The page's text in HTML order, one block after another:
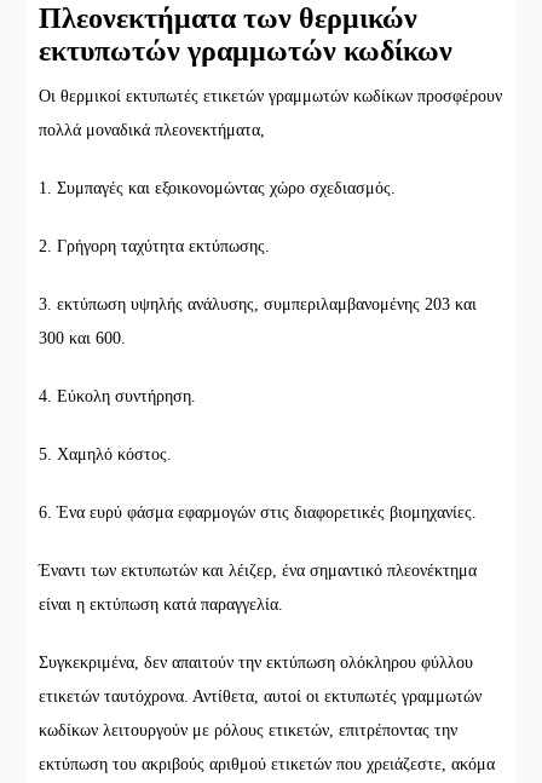
Πλεονεκτήματα των θερμικών
εκτυπωτών γραμμωτών κωδίκων
Οι θερμικοί εκτυπωτές ετικετών γραμμωτών κωδίκων προσφέρουν
πολλά μοναδικά πλεονεκτήματα,
1. Συμπαγές και εξοικονομώντας χώρο σχεδιασμός.
2. Γρήγορη ταχύτητα εκτύπωσης.
3. εκτύπωση υψηλής ανάλυσης, συμπεριλαμβανομένης 203 και
300 και 600.
4. Εύκολη συντήρηση.
5. Χαμηλό κόστος.
6. Ένα ευρύ φάσμα εφαρμογών στις διαφορετικές βιομηχανίες.
Έναντι των εκτυπωτών και λέιζερ, ένα σημαντικό πλεονέκτημα
είναι η εκτύπωση κατά παραγγελία.
Συγκεκριμένα, δεν απαιτούν την εκτύπωση ολόκληρου φύλλου
ετικετών ταυτόχρονα. Αντίθετα, αυτοί οι εκτυπωτές γραμμωτών
κωδίκων λειτουργούν με ρόλους ετικετών, επιτρέποντας την
εκτύπωση του ακριβούς αριθμού ετικετών που χρειάζεστε, ακόμα